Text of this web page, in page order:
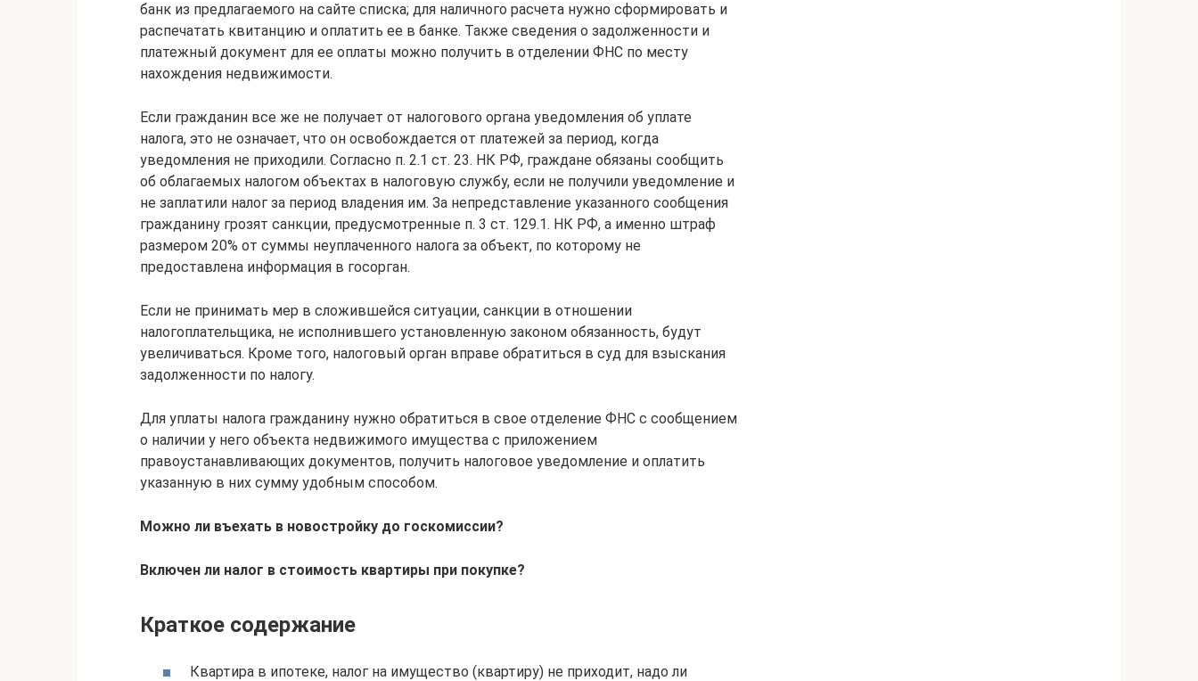
банк из предлагаемого на сайте списка; для наличного расчета нужно сформировать и
распечатать квитанцию и оплатить ее в банке. Также сведения о задолженности и
платежный документ для ее оплаты можно получить в отделении ФНС по месту
нахождения недвижимости.
Если гражданин все же не получает от налогового органа уведомления об уплате
налога, это не означает, что он освобождается от платежей за период, когда
уведомления не приходили. Согласно п. 2.1 ст. 23. НК РФ, граждане обязаны сообщить
об облагаемых налогом объектах в налоговую службу, если не получили уведомление и
не заплатили налог за период владения им. За непредставление указанного сообщения
гражданину грозят санкции, предусмотренные п. 3 ст. 129.1. НК РФ, а именно штраф
размером 20% от суммы неуплаченного налога за объект, по которому не
предоставлена информация в госорган.
Если не принимать мер в сложившейся ситуации, санкции в отношении
налогоплательщика, не исполнившего установленную законом обязанность, будут
увеличиваться. Кроме того, налоговый орган вправе обратиться в суд для взыскания
задолженности по налогу.
Для уплаты налога гражданину нужно обратиться в свое отделение ФНС с сообщением
о наличии у него объекта недвижимого имущества с приложением
правоустанавливающих документов, получить налоговое уведомление и оплатить
указанную в них сумму удобным способом.
Можно ли въехать в новостройку до госкомиссии?
Включен ли налог в стоимость квартиры при покупке?
Краткое содержание
Квартира в ипотеке, налог на имущество (квартиру) не приходит, надо ли